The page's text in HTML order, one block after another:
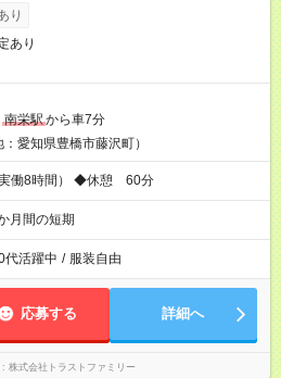
り
あり
南栄駅から車7分
愛知県豊橋市藤沢町）
09：00～18：00（実働8時間） ◆休憩 60分
月間の短期
代活躍中 / 服装自由
応募する 詳細へ
株式会社トラストファミリー